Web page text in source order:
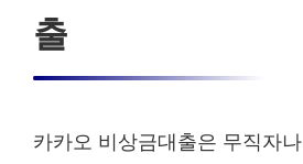
출
카카오 비상금대출은 무직자나